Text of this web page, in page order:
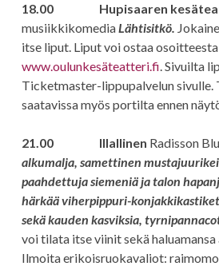
18.00 Hupisaaren
musiikkikomediaLähtisitkö.
itse liput. Liput voi ostaa osoitteesta
www.oulunkesäteatteri.fi. Sivuilta
Ticketmaster-lippupalvelun sivulle.
saatavissa myös portilta ennen
21.00 Illallinen Radisson
alkumalja, samettinen
paahdettuja siemeniä ja talon
härkää viherpippuri-
sekä kauden kasviksia,
voi tilata itse viinit sekä haluamansa
Ilmoita erikoisruokavaliot: